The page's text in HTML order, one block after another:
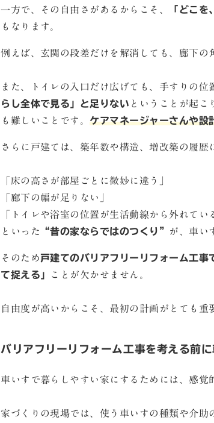
一方で、その自由さがあるからこそ、 「どこを
もなります。
例えば、玄関の段差だけを解消しても、廊下の
また、トイレの入口だけ広げても、手すりの位
らし全体で見る」と足りない ということが起こ
も難しいことです。ケアマネージャーさんや設
さらに戸建ては、築年数や構造、増改築の履
「床の高さが部屋ごとに微妙に違う」
「廊下の幅が足りない」
「トイレや浴室の位置が生活動線から外れてい
といった
“昔の家ならではのつくり” が、車い
そのため戸建てのバリアフリーリフォーム工
て捉える」
ことが欠かせません。
自由度が高いからこそ、最初の計画がとても重
バリアフリーリフォーム工事を考える前
車いすで暮らしやすい家にするためには、感覚
家づくりの現場では、使う車いすの種類や介